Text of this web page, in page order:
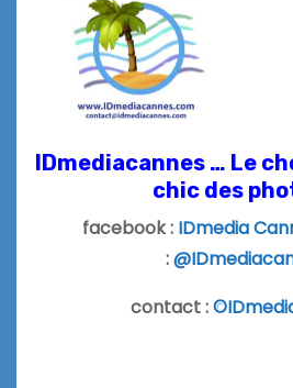
IDmediacannes … Le
chic des
facebook : IDmedia
:
contact :